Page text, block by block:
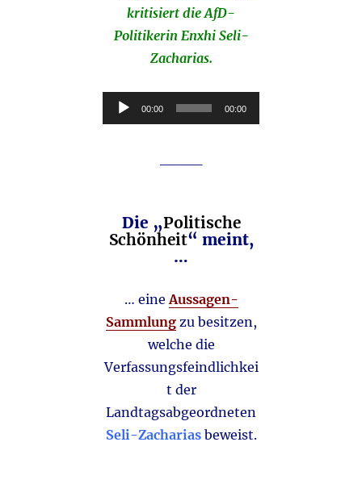
kritisiert die AfD-
Politikerin Enxhi Seli-
Zacharias.
Audio-
Player
00:00 00:00
Die „Politische
Schönheit“ meint,
…
… eineAussagen-
Sammlungzu besitzen,
welche die
Verfassungsfeindlichkei
t der
Landtagsabgeordneten
Seli-Zacharias beweist.